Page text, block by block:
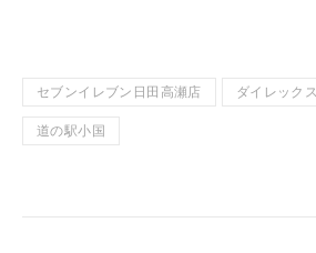
セブンイレブン日田高瀬店 ダイレック
道の駅小国